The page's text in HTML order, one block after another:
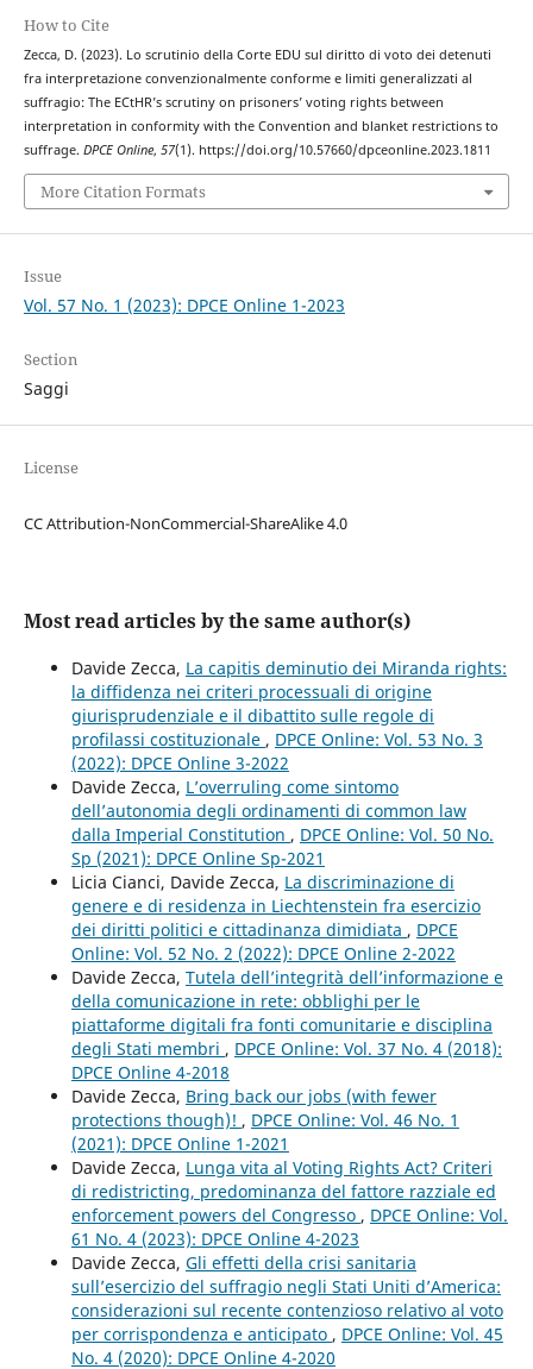
How to Cite
Zecca, D. (2023). Lo scrutinio della Corte EDU sul diritto di voto dei detenuti
fra interpretazione convenzionalmente conforme e limiti generalizzati al
suffragio: The ECtHR’s scrutiny on prisoners’ voting rights between
interpretation in conformity with the Convention and blanket restrictions to
suffrage. DPCE Online, 57(1). https://doi.org/10.57660/dpceonline.2023.1811
More Citation Formats
Issue
Vol. 57 No. 1 (2023): DPCE Online 1-2023
Section
Saggi
License
CC Attribution-NonCommercial-ShareAlike 4.0
Most read articles by the same author(s)
Davide Zecca, La capitis deminutio dei Miranda rights:
la diffidenza nei criteri processuali di origine
giurisprudenziale e il dibattito sulle regole di
profilassi costituzionale , DPCE Online: Vol. 53 No. 3
(2022): DPCE Online 3-2022
Davide Zecca, L’overruling come sintomo
dell’autonomia degli ordinamenti di common law
dalla Imperial Constitution , DPCE Online: Vol. 50 No.
Sp (2021): DPCE Online Sp-2021
Licia Cianci, Davide Zecca, La discriminazione di
genere e di residenza in Liechtenstein fra esercizio
dei diritti politici e cittadinanza dimidiata , DPCE
Online: Vol. 52 No. 2 (2022): DPCE Online 2-2022
Davide Zecca, Tutela dell’integrità dell’informazione e
della comunicazione in rete: obblighi per le
piattaforme digitali fra fonti comunitarie e disciplina
degli Stati membri , DPCE Online: Vol. 37 No. 4 (2018):
DPCE Online 4-2018
Davide Zecca, Bring back our jobs (with fewer
protections though)! , DPCE Online: Vol. 46 No. 1
(2021): DPCE Online 1-2021
Davide Zecca, Lunga vita al Voting Rights Act? Criteri
di redistricting, predominanza del fattore razziale ed
enforcement powers del Congresso , DPCE Online: Vol.
61 No. 4 (2023): DPCE Online 4-2023
Davide Zecca, Gli effetti della crisi sanitaria
sull’esercizio del suffragio negli Stati Uniti d’America:
considerazioni sul recente contenzioso relativo al voto
per corrispondenza e anticipato , DPCE Online: Vol. 45
No. 4 (2020): DPCE Online 4-2020